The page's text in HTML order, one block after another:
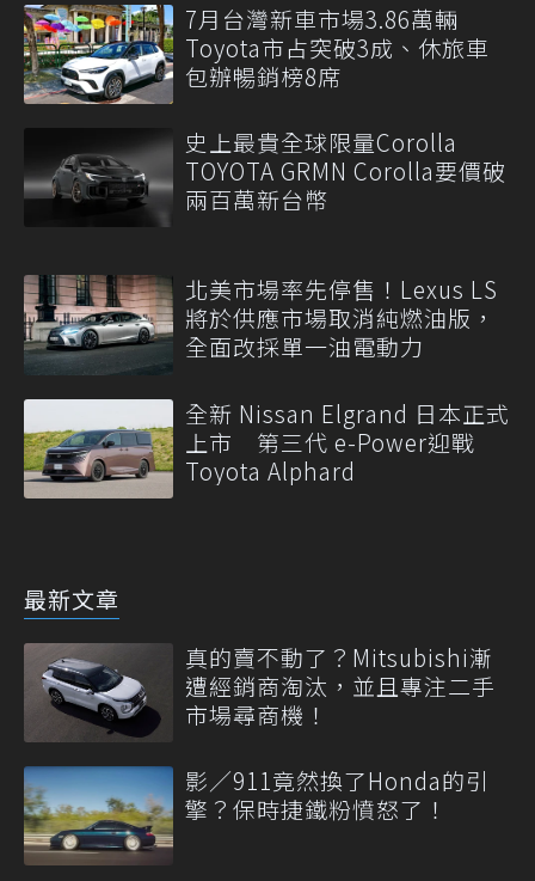
7月台灣新車市場3.86萬輛
Toyota市占突破3成、休旅車
包辦暢銷榜8席
史上最貴全球限量Corolla
TOYOTA GRMN Corolla要價破
兩百萬新台幣
北美市場率先停售！Lexus LS
將於供應市場取消純燃油版，
全面改採單一油電動力
全新 Nissan Elgrand 日本正式
上市 第三代 e-Power迎戰
Toyota Alphard
最新文章
真的賣不動了？Mitsubishi漸
遭經銷商淘汰，並且專注二手
市場尋商機！
影／911竟然換了Honda的引
擎？保時捷鐵粉憤怒了！